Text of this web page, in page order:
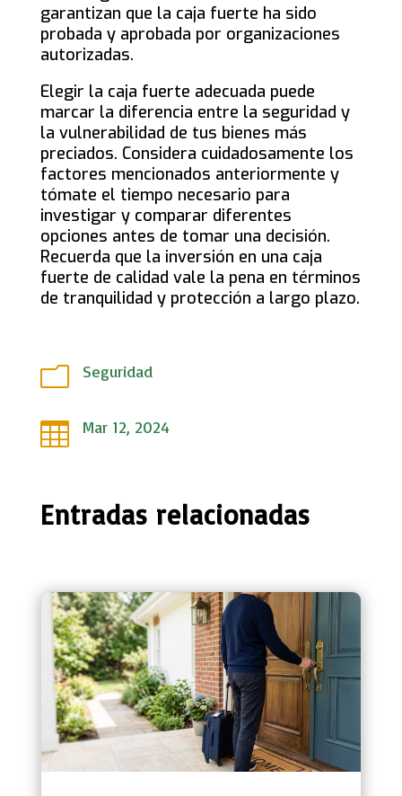
garantizan que la caja fuerte ha sido
probada y aprobada por organizaciones
autorizadas.
Elegir la caja fuerte adecuada puede
marcar la diferencia entre la seguridad y
la vulnerabilidad de tus bienes más
preciados. Considera cuidadosamente los
factores mencionados anteriormente y
tómate el tiempo necesario para
investigar y comparar diferentes
opciones antes de tomar una decisión.
Recuerda que la inversión en una caja
fuerte de calidad vale la pena en términos
de tranquilidad y protección a largo plazo.
m Seguridad
 Mar 12, 2024
Entradas relacionadas